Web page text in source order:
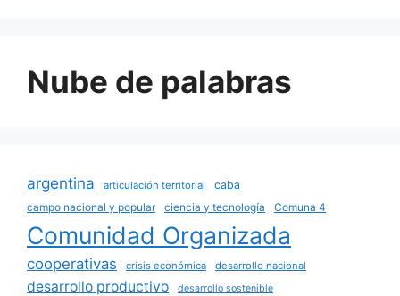
Nube de palabras
argentina articulación territorial
caba
campo nacional y popular
ciencia y tecnología Comuna 4
Comunidad Organizada
cooperativas crisis económica desarrollo nacional
desarrollo productivo desarrollo sostenible